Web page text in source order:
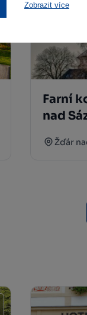
Zobrazit více
Farní
nad
Žďár